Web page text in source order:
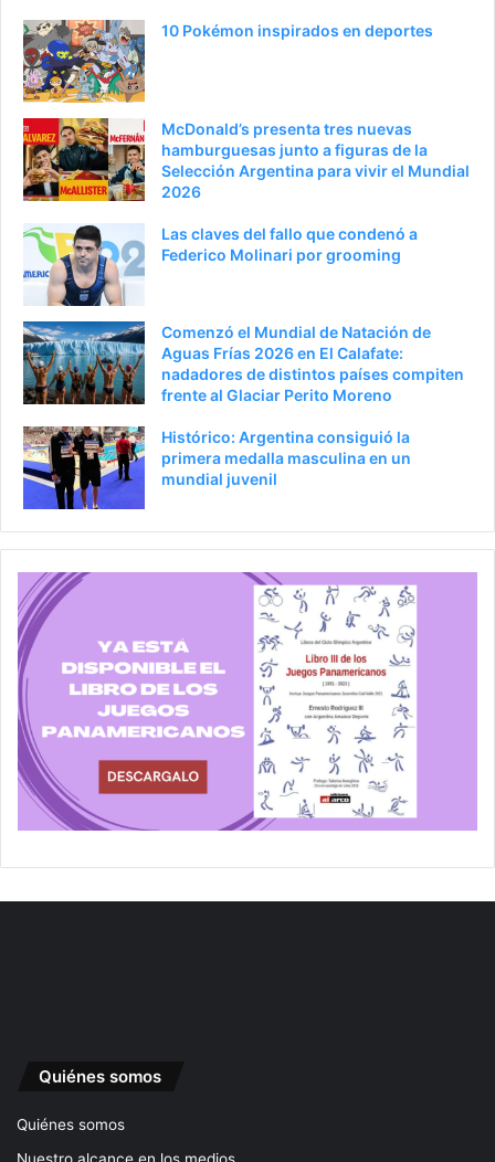
10 Pokémon inspirados en deportes
McDonald’s presenta tres nuevas
hamburguesas junto a figuras de la
Selección Argentina para vivir el Mundial
2026
Las claves del fallo que condenó a
Federico Molinari por grooming
Comenzó el Mundial de Natación de
Aguas Frías 2026 en El Calafate:
nadadores de distintos países compiten
frente al Glaciar Perito Moreno
Histórico: Argentina consiguió la
primera medalla masculina en un
mundial juvenil
Quiénes somos
Quiénes somos